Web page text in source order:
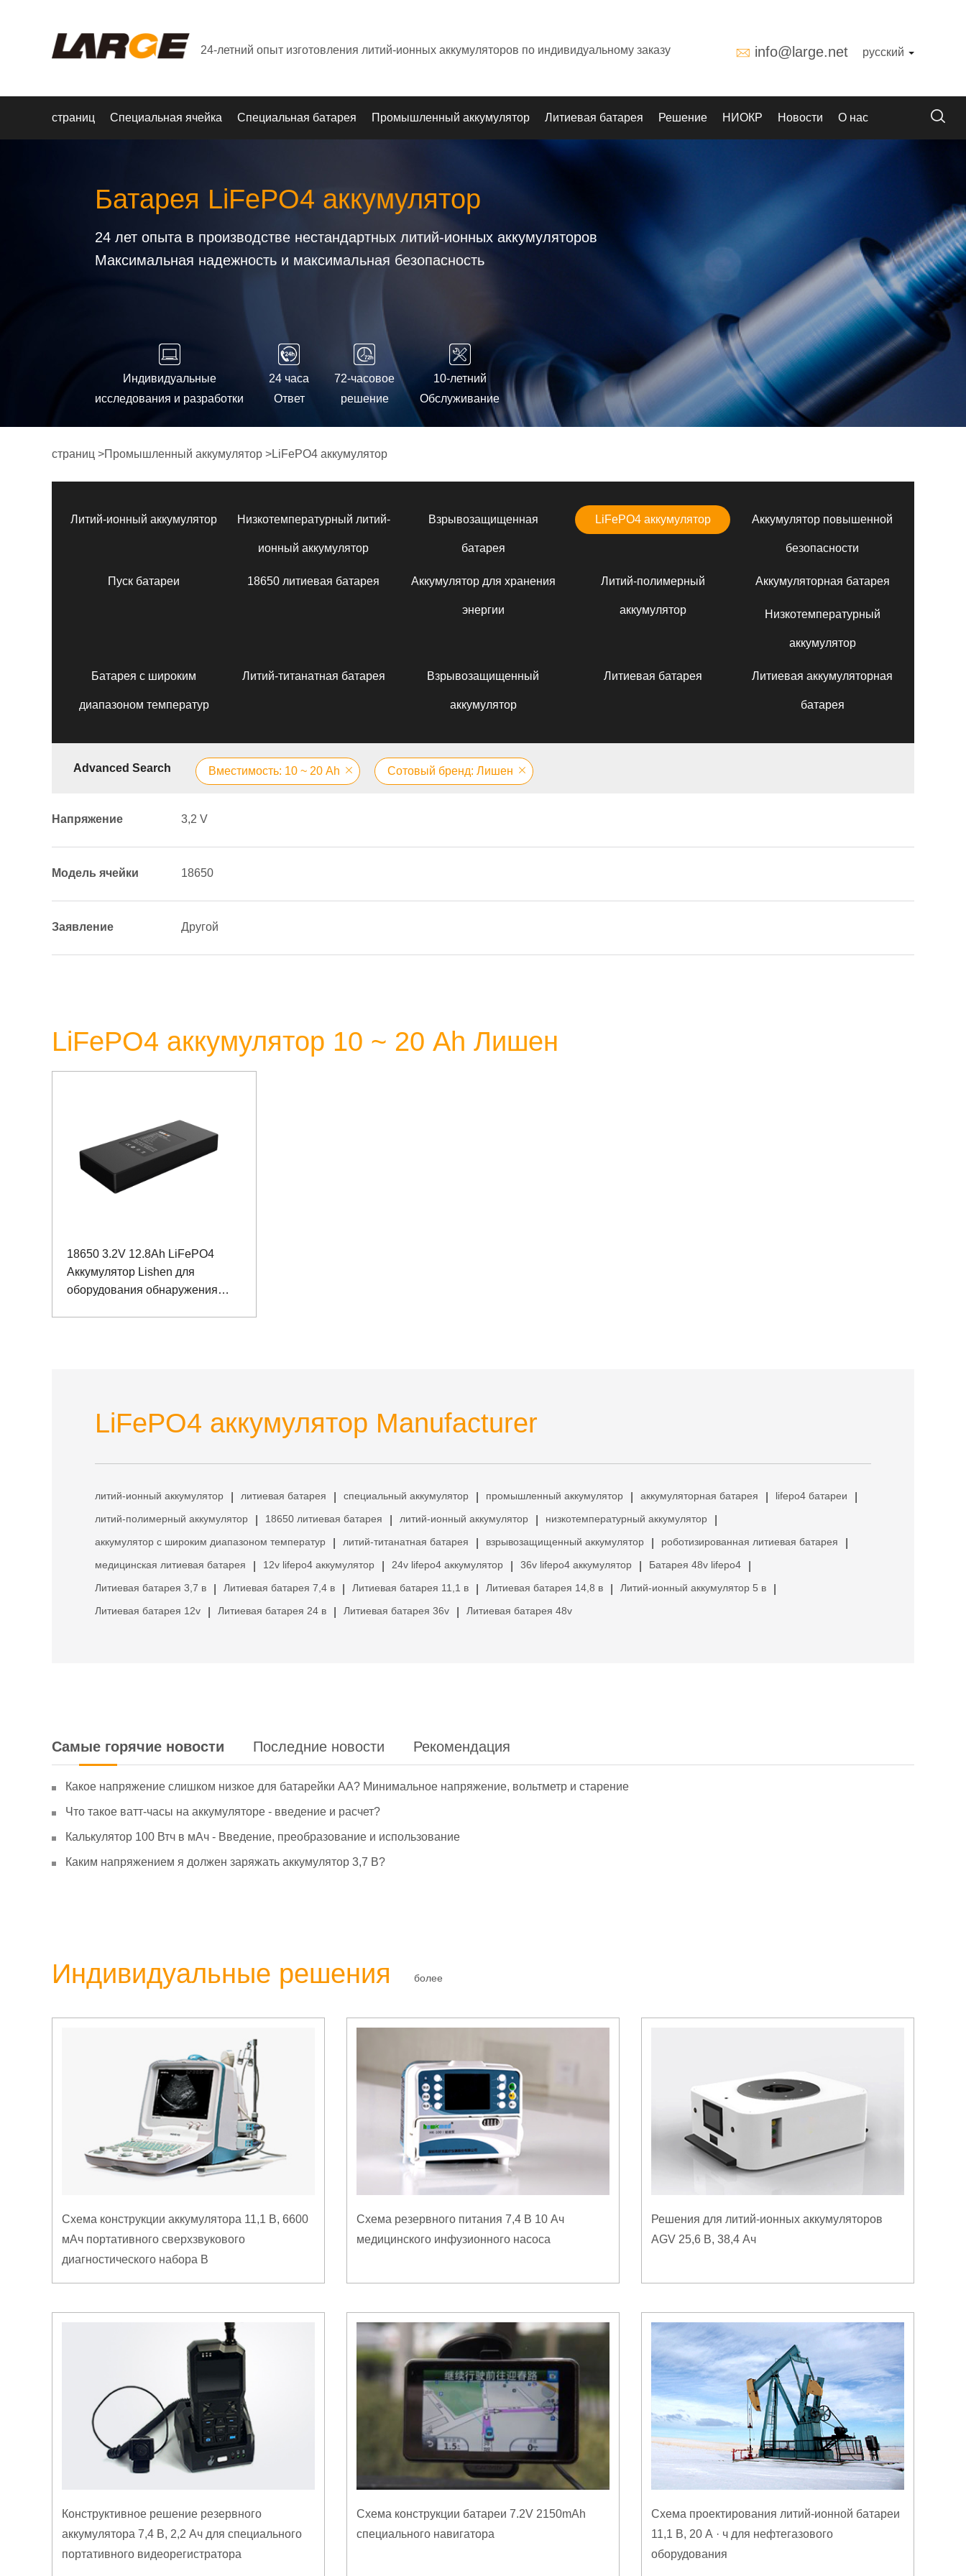
24-летний опыт изготовления литий-ионных аккумуляторов по индивидуальному заказу info@large.net русский
страниц Специальная ячейка Специальная батарея Промышленный аккумулятор Литиевая батарея Решение НИОКР Новости О нас
Батарея LiFePO4 аккумулятор
24 лет опыта в производстве нестандартных литий-ионных аккумуляторов
Максимальная надежность и максимальная безопасность
Индивидуальные
исследования и разработки
24 часа
Ответ
72-часовое
решение
10-летний
Обслуживание
страниц >Промышленный аккумулятор >LiFePO4 аккумулятор
Литий-ионный аккумулятор Низкотемпературный литий-
ионный аккумулятор
Взрывозащищенная
батарея
LiFePO4 аккумулятор Аккумулятор повышенной
безопасности
Пуск батареи 18650 литиевая батарея Аккумулятор для хранения
энергии
Литий-полимерный
аккумулятор
Аккумуляторная батарея
Низкотемпературный
аккумулятор
Батарея с широким
диапазоном температур
Литий-титанатная батарея Взрывозащищенный
аккумулятор
Литиевая батарея Литиевая аккумуляторная
батарея
Advanced Search Вместимость: 10 ~ 20 Аh Сотовый бренд: Лишен
Напряжение 3,2 V
Модель ячейки 18650
Заявление Другой
LiFePO4 аккумулятор 10 ~ 20 Аh Лишен
18650 3.2V 12.8Ah LiFePO4
Аккумулятор Lishen для
оборудования обнаружения
LiFePO4 аккумулятор Manufacturer
литий-ионный аккумулятор литиевая батарея специальный аккумулятор промышленный аккумулятор аккумуляторная батарея lifepo4 батареи
литий-полимерный аккумулятор 18650 литиевая батарея литий-ионный аккумулятор низкотемпературный аккумулятор
аккумулятор с широким диапазоном температур литий-титанатная батарея взрывозащищенный аккумулятор роботизированная литиевая батарея
медицинская литиевая батарея 12v lifepo4 аккумулятор 24v lifepo4 аккумулятор 36v lifepo4 аккумулятор Батарея 48v lifepo4
Литиевая батарея 3,7 в Литиевая батарея 7,4 в Литиевая батарея 11,1 в Литиевая батарея 14,8 в Литий-ионный аккумулятор 5 в
Литиевая батарея 12v Литиевая батарея 24 в Литиевая батарея 36v Литиевая батарея 48v
Самые горячие новости Последние новости Рекомендация
Какое напряжение слишком низкое для батарейки АА? Минимальное напряжение, вольтметр и старение
Что такое ватт-часы на аккумуляторе - введение и расчет?
Калькулятор 100 Втч в мАч - Введение, преобразование и использование
Каким напряжением я должен заряжать аккумулятор 3,7 В?
Индивидуальные решения более
Схема конструкции аккумулятора 11,1 В, 6600
мАч портативного сверхзвукового
диагностического набора B
Схема резервного питания 7,4 В 10 Ач
медицинского инфузионного насоса
Решения для литий-ионных аккумуляторов
AGV 25,6 В, 38,4 Ач
Конструктивное решение резервного
аккумулятора 7,4 В, 2,2 Ач для специального
портативного видеорегистратора
Схема конструкции батареи 7.2V 2150mAh
специального навигатора
Схема проектирования литий-ионной батареи
11,1 В, 20 А · ч для нефтегазового
оборудования